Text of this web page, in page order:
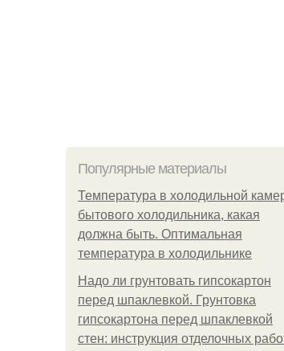
Популярные материалы
Температура в холодильной
бытового холодильника, какая
должна быть. Оптимальная
температура в холодильнике
Надо ли грунтовать гипсокартон
перед шпаклевкой. Грунтовка
гипсокартона перед шпаклевкой
стен: инструкция отделочных